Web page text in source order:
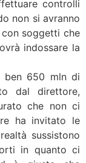
controlli
non si avranno
soggetti che
indossare la
ben 650 mln di
dal direttore,
che non ci
ha invitato le
sussistono
in quanto ci